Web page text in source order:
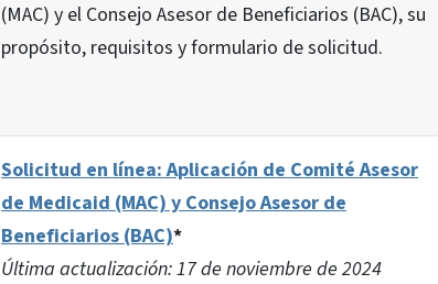
(MAC) y el Consejo Asesor de Beneficiarios (BAC), su
propósito, requisitos y formulario de solicitud.
Solicitud en línea: Aplicación de Comité Asesor
de Medicaid (MAC) y Consejo Asesor de
Beneficiarios (BAC)*
Última actualización: 17 de noviembre de 2024